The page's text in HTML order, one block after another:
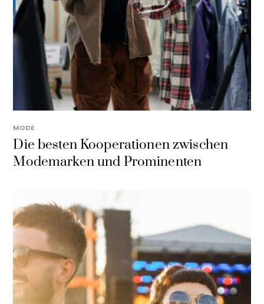
MODE
Die besten Kooperationen zwischen
Modemarken und Prominenten